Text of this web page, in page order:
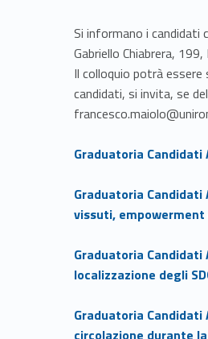
Si informano i candidati
Gabriello Chiabrera, 199,
Il colloquio potrà
candidati, si invita, se
Link identifier #identifier__107274-1
Graduatoria Candidati
Link identifier #identifier__112774-2
Graduatoria Candidati
vissuti,
Link identifier #identifier__2640-3
Graduatoria Candidati
localizzazione degli
Link identifier #identifier__161767-4
Graduatoria Candidati
circolazione durante